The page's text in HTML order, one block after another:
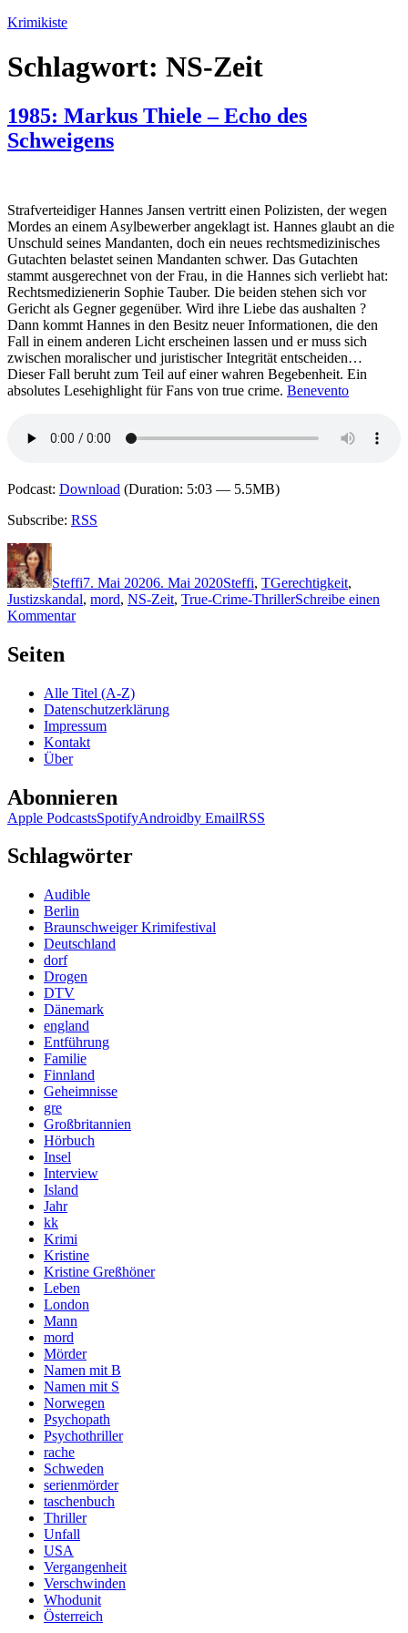
Zum
springen
Krimikiste
Schlagwort: NS-Zeit
1985: Markus Thiele – Echo des
Schweigens
Strafverteidiger Hannes Jansen vertritt einen Polizisten, der wegen
Mordes an einem Asylbewerber angeklagt ist. Hannes glaubt an die
Unschuld seines Mandanten, doch ein neues rechtsmedizinisches
Gutachten belastet seinen Mandanten schwer. Das Gutachten
stammt ausgerechnet von der Frau, in die Hannes sich verliebt hat:
Rechtsmedizienerin Sophie Tauber. Die beiden stehen sich vor
Gericht als Gegner gegenüber. Wird ihre Liebe das aushalten ?
Dann kommt Hannes in den Besitz neuer Informationen, die den
Fall in einem anderen Licht erscheinen lassen und er muss sich
zwischen moralischer und juristischer Integrität entscheiden…
Dieser Fall beruht zum Teil auf einer wahren Begebenheit. Ein
absolutes Lesehighlight für Fans von true crime. Benevento
Podcast: Download (Duration: 5:03 — 5.5MB)
Subscribe: RSS
Autor
Steffi7. Mai 20206. Mai 2020Steffi, TGerechtigkeit,
Justizskandal, mord, NS-Zeit, True-Crime-ThrillerSchreibe einen
Kommentarzu
Echo
des
Schweigens
Seiten
Alle Titel (A-Z)
Datenschutzerklärung
Impressum
Kontakt
Über
Abonnieren
Apple PodcastsSpotifyAndroidby EmailRSS
Schlagwörter
Audible
Berlin
Braunschweiger Krimifestival
Deutschland
dorf
Drogen
DTV
Dänemark
england
Entführung
Familie
Finnland
Geheimnisse
gre
Großbritannien
Hörbuch
Insel
Interview
Island
Jahr
kk
Krimi
Kristine
Kristine Greßhöner
Leben
London
Mann
mord
Mörder
Namen mit B
Namen mit S
Norwegen
Psychopath
Psychothriller
rache
Schweden
serienmörder
taschenbuch
Thriller
Unfall
USA
Vergangenheit
Verschwinden
Whodunit
Österreich